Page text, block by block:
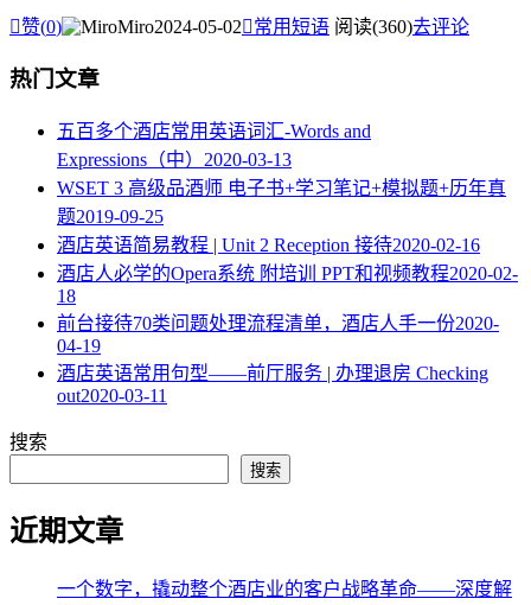
赞(0) Miro2024-05-02常用短语 阅读(360)去评论
热门文章
五百多个酒店常用英语词汇-Words and
Expressions（中） 2020-03-13
WSET 3 高级品酒师 电子书+学习笔记+模拟题+历年真
题2019-09-25
酒店英语简易教程 | Unit 2 Reception 接待2020-02-16
酒店人必学的Opera系统 附培训 PPT和视频教程2020-02-
18
​前台接待70类问题处理流程清单，酒店人手一份2020-
04-19
酒店英语常用句型——前厅服务 | 办理退房 Checking
out2020-03-11
搜索
搜索
近期文章
一个数字，撬动整个酒店业的客户战略革命——深度解